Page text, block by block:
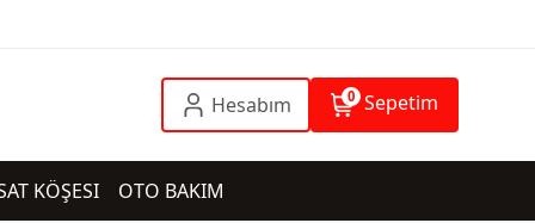
Hesabım 0 Sepetim
KÖŞESI OTO BAKIM